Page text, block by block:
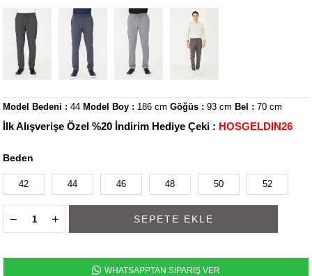
Model Bedeni : 44 Model Boy : 186 cmGöğüs : 93 cm Bel : 70 cm
İlk Alışverişe Özel %20 İndirim Hediye Çeki : HOSGELDIN26
Beden
42 44 46 48 50 52
WHATSAPPTAN SİPARİŞ VER